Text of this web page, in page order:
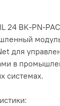
24 BK-PN-
для
в
системах.